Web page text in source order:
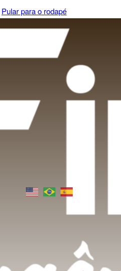
Pular para o rodapé